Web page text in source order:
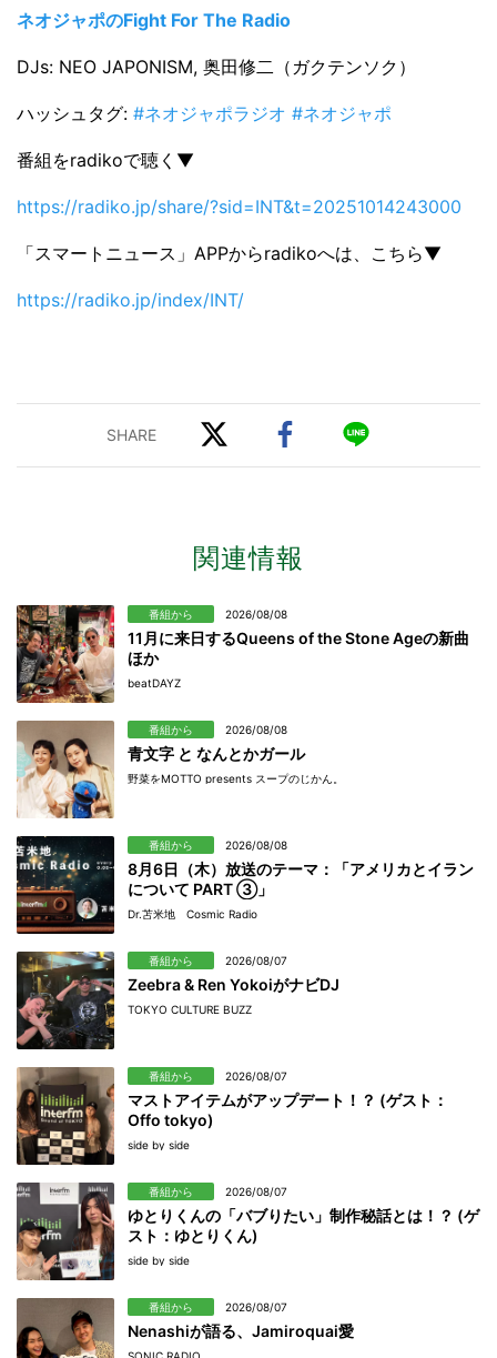
ネオジャポのFight For The Radio
DJs: NEO JAPONISM, 奥田修二（ガクテンソク）
ハッシュタグ: #ネオジャポラジオ #ネオジャポ
番組をradikoで聴く▼
https://radiko.jp/share/?sid=INT&t=20251014243000
「スマートニュース」APPからradikoへは、こちら▼
https://radiko.jp/index/INT/
関連情報
番組から 2026/08/08
11月に来日するQueens of the Stone Ageの新曲
ほか
beatDAYZ
番組から 2026/08/08
青文字 と なんとかガール
野菜をMOTTO presents スープのじかん。
番組から 2026/08/08
8月6日（木）放送のテーマ：「アメリカとイラン
について PART ③」
Dr.苫米地 Cosmic Radio
番組から 2026/08/07
Zeebra & Ren YokoiがナビDJ
TOKYO CULTURE BUZZ
番組から 2026/08/07
マストアイテムがアップデート！？ (ゲスト：
Offo tokyo)
side by side
番組から 2026/08/07
ゆとりくんの「バブりたい」制作秘話とは！？ (ゲ
スト：ゆとりくん)
side by side
番組から 2026/08/07
Nenashiが語る、Jamiroquai愛